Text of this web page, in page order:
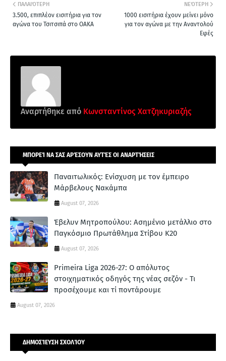
ΝΕΌΤΕΡΗ
1000 εισιτήρια έχουν μείνει μόνο
για τον αγώνα με την Αναντολού
Εφές
ΠΑΛΑΙΌΤΕΡΗ
3.500, επιπλέον εισιτήρια για τον
αγώνα του Τσιτσιπά στο ΟΑΚΑ
Αναρτήθηκε από Κωνσταντίνος Χατζηκυριαζής
ΜΠΟΡΕΊ ΝΑ ΣΑΣ ΑΡΈΣΟΥΝ ΑΥΤΈΣ ΟΙ ΑΝΑΡΤΉΣΕΙΣ
Παναιτωλικός: Ενίσχυση με τον έμπειρο
Μάρβελους Νακάμπα
August 07, 2026
Έβελυν Μητροπούλου: Ασημένιο μετάλλιο στο
Παγκόσμιο Πρωτάθλημα Στίβου Κ20
August 07, 2026
Primeira Liga 2026-27: Ο απόλυτος
στοιχηματικός οδηγός της νέας σεζόν - Τι
προσέχουμε και τί ποντάρουμε
August 07, 2026
ΔΗΜΟΣΊΕΥΣΗ ΣΧΟΛΊΟΥ